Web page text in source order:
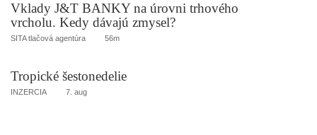
Vklady J&T BANKY na úrovni trhového
vrcholu. Kedy dávajú zmysel?
SITA tlačová agentúra 56m
Tropické šestonedelie
INZERCIA 7. aug